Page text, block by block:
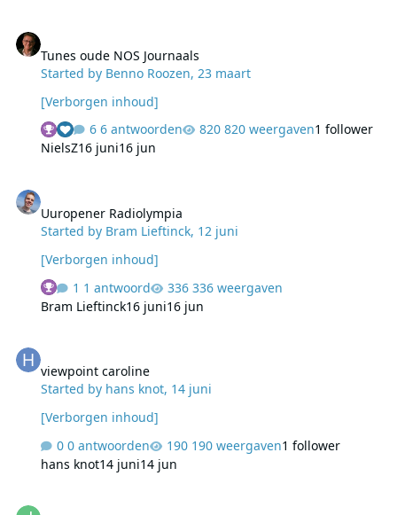
Tunes oude NOS Journaals
Started by Benno Roozen, 23 maart
[Verborgen inhoud]
6 antwoorden
820 weergaven1 follower
NielsZ16 juni16 jun
Uuropener Radiolympia
Started by Bram Lieftinck, 12 juni
[Verborgen inhoud]
1 antwoord
336 weergaven
Bram Lieftinck16 juni16 jun
viewpoint caroline
Started by hans knot, 14 juni
[Verborgen inhoud]
0 antwoorden
190 weergaven1 follower
hans knot14 juni14 jun